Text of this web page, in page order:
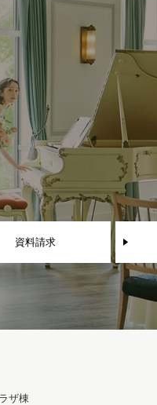
資料請求
ザ棟